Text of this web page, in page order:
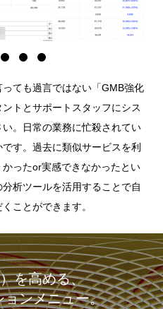
ても過言ではない「GMB強化
トとサポートスタッフにシス
。日常の業務に忙殺されてい
す。過去に類似サービスを利
ったor実感できなかったとい
析ツールを活用することで自
ことができます。
を高める、
ンメニュー。